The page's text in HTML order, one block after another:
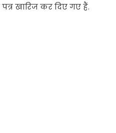
खारिज कर दिए गए हैं.